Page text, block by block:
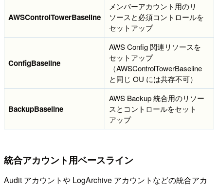
AWSControlTowerBaseline
メンバーアカウント用のリ
ソースと必須コントロールを
セットアップ
ConfigBaseline
AWS Config 関連リソースを
セットアップ
（AWSControlTowerBaseline
と同じ OU には共存不可）
BackupBaseline
AWS Backup 統合用のリソー
スとコントロールをセット
アップ
統合アカウント用ベースライン
Audit アカウントや LogArchive アカウントなどの統合アカ